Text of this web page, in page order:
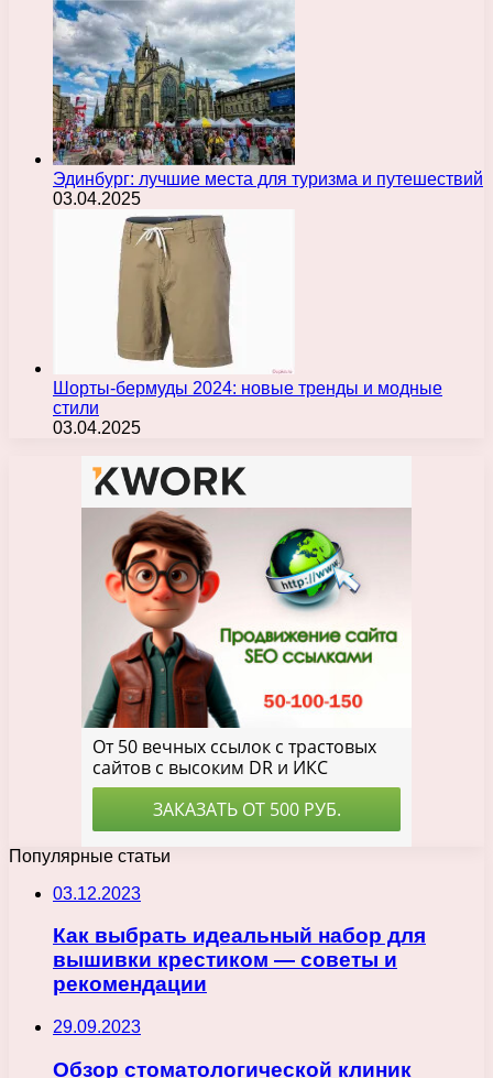
Эдинбург: лучшие места для туризма и путешествий
03.04.2025
Шорты-бермуды 2024: новые тренды и модные
стили
03.04.2025
Популярные статьи
03.12.2023
Как выбрать идеальный набор для
вышивки крестиком — советы и
рекомендации
29.09.2023
Обзор стоматологической клиник